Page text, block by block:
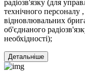
радіозв'язку (для
технічного персоналу
відновлювальних
об'єднаного
необхідності);
Детальніше